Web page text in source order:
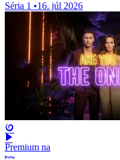
Séria 1 •16. júl 2026
Premium na